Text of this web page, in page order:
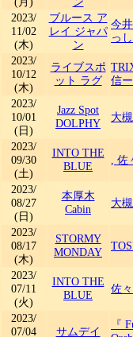
2023/
11/02
(木)
ブルース ア
レイ ジャパ
ン
今
っ
2023/
10/12
(木)
ライブスポ
ット ラグ
信ー
2023/
10/01
(日)
Jazz Spot
DOLPHY
大
2023/
09/30
(土)
INTO THE
BLUE
, 佐
2023/
08/27
(日)
本厚木
Cabin
大
2023/
08/17
(木)
STORMY
MONDAY
2023/
07/11
(火)
INTO THE
BLUE
佐
2023/
07/04
サムデイ
『